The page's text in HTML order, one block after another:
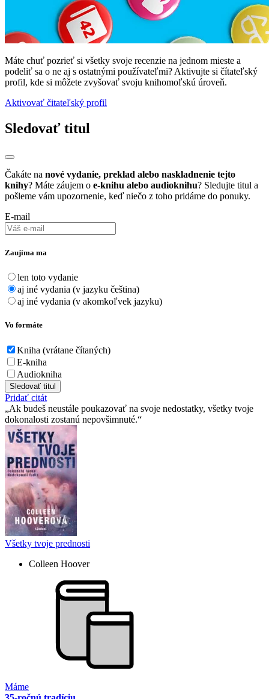
Máte chuť pozrieť si všetky svoje recenzie na jednom mieste a
podeliť sa o ne aj s ostatnými používateľmi? Aktivujte si čítateľský
profil, kde si môžete zvyšovať svoju knihomoľskú úroveň.
Aktivovať čitateľský profil
Sledovať titul
Čakáte na nové vydanie, preklad alebo naskladnenie tejto
knihy? Máte záujem o e-knihu alebo audioknihu? Sledujte titul a
pošleme vám upozornenie, keď niečo z toho pridáme do ponuky.
E-mail
Zaujíma ma
len toto vydanie
aj iné vydania (v jazyku čeština)
aj iné vydania (v akomkoľvek jazyku)
Vo formáte
Kniha (vrátane čítaných)
E-kniha
Audiokniha
Sledovať titul
Pridať citát
Ak budeš neustále poukazovať na svoje nedostatky, všetky tvoje
dokonalosti zostanú nepovšimnuté.
Všetky tvoje prednosti
Colleen Hoover
Máme